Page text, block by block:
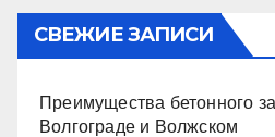
СВЕЖИЕ ЗАПИСИ
Преимущества бетонного
Волгограде и Волжском